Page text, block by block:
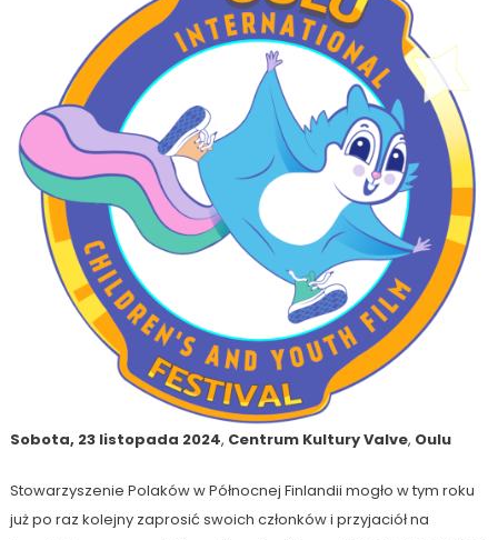
Sobota, 23 listopada 2024, Centrum Kultury Valve, Oulu
Stowarzyszenie Polaków w Północnej Finlandii mogło w tym roku
już po raz kolejny zaprosić swoich członków i przyjaciół na